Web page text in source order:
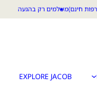
משלמים רק בהגעה